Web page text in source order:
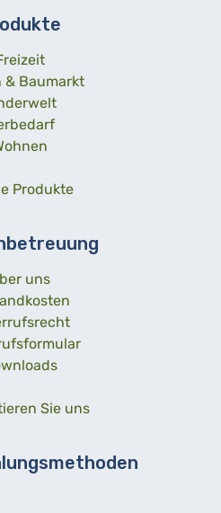
& Baumarkt
Produkte
uns
Sie uns